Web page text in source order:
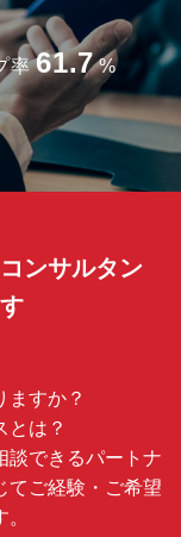
率 61.7 %
ンサルタン
ますか？
とは？
談できるパートナ
てご経験・ご希望